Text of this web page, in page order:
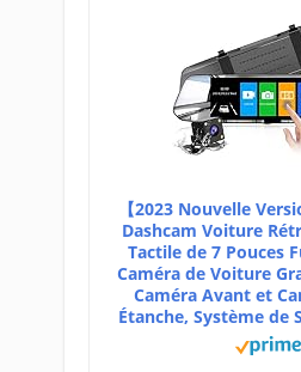
【2023 Nouvelle
Dashcam Voiture
Tactile de 7 Pouces
Caméra de Voiture
Caméra Avant et
Étanche, Système de